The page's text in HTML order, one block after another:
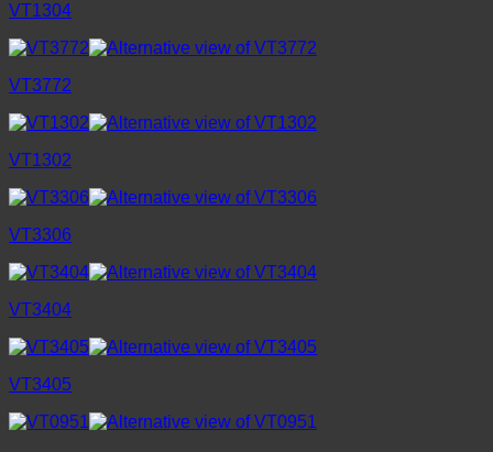
VT1304
VT3772
VT1302
VT3306
VT3404
VT3405